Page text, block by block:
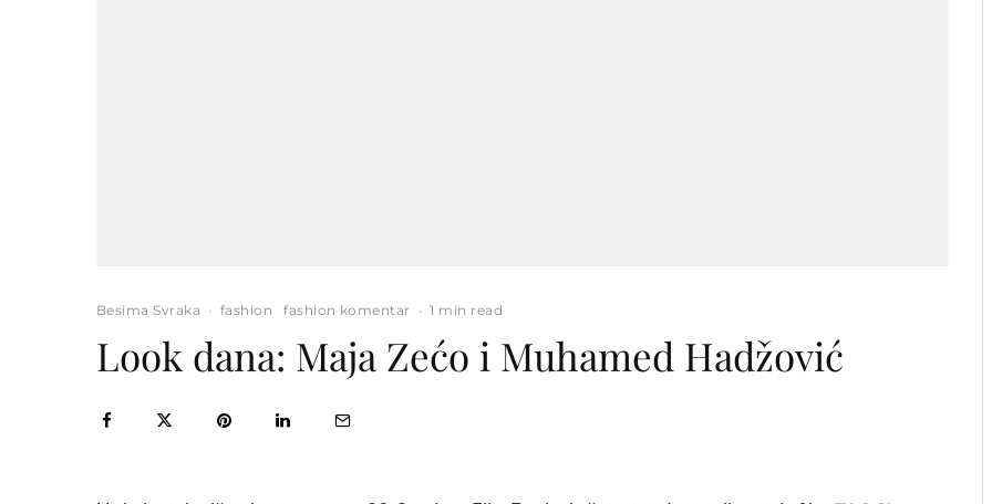
Besima Svraka · fashion fashion komentar · 1 min read
Look dana: Maja Zećo i Muhamed Hadžović